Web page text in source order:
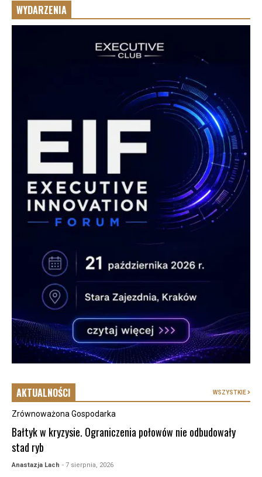
WYDARZENIA
AKTUALNOŚCI WSZYSTKIE
Zrównoważona Gospodarka
Bałtyk w kryzysie. Ograniczenia połowów nie odbudowały
stad ryb
Anastazja Lach - 7 sierpnia, 2026